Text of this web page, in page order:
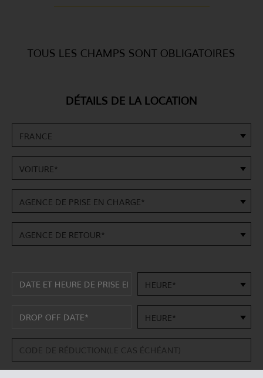
TOUS LES CHAMPS SONT OBLIGATOIRES
DÉTAILS DE LA LOCATION
FRANCE
VOITURE*
AGENCE DE PRISE EN CHARGE*
AGENCE DE RETOUR*
HEURE*
HEURE*